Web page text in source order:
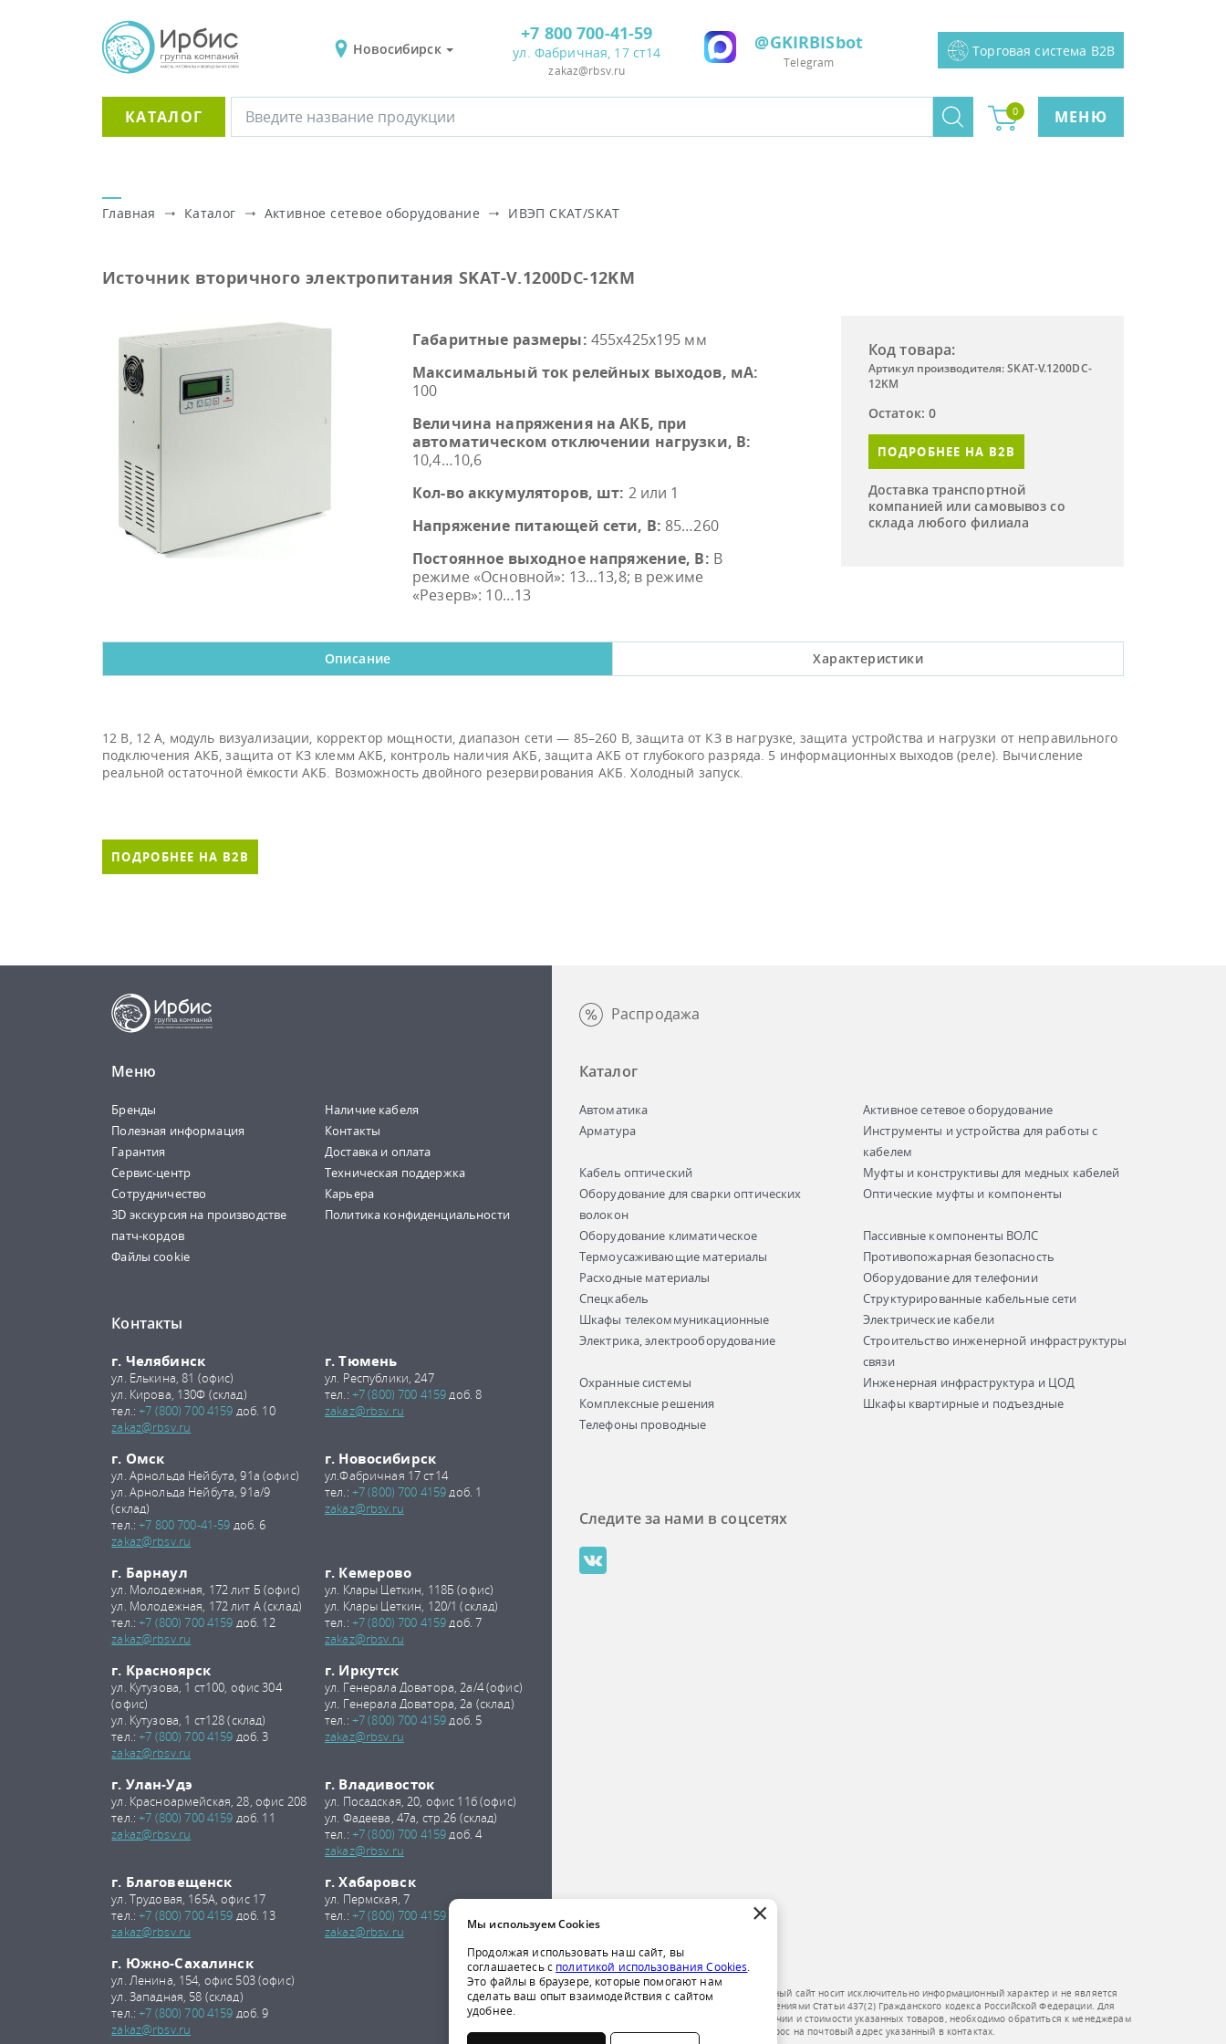
Новосибирск
+7 800 700-41-59
ул. Фабричная, 17 ст14
zakaz@rbsv.ru
@GKIRBISbot
Telegram
Торговая система B2B
КАТАЛОГ 0 МЕНЮ
Главная Каталог Активное сетевое оборудование ИВЭП СКАТ/SKAT
Источник вторичного электропитания SKAT-V.1200DC-12KM
Габаритные размеры: 455х425х195 мм
Максимальный ток релейных выходов, мА:
100
Величина напряжения на АКБ, при
автоматическом отключении нагрузки, В:
10,4…10,6
Кол-во аккумуляторов, шт: 2 или 1
Напряжение питающей сети, В: 85…260
Постоянное выходное напряжение, В: В
режиме «Основной»: 13…13,8; в режиме
«Резерв»: 10…13
Код товара:
Артикул производителя: SKAT-V.1200DC-
12KM
Остаток: 0
ПОДРОБНЕЕ НА B2B
Доставка транспортной
компанией или самовывоз со
склада любого филиала
Описание Характеристики
12 В, 12 А, модуль визуализации, корректор мощности, диапазон сети — 85–260 В, защита от КЗ в нагрузке, защита устройства и нагрузки от неправильного
подключения АКБ, защита от КЗ клемм АКБ, контроль наличия АКБ, защита АКБ от глубокого разряда. 5 информационных выходов (реле). Вычисление
реальной остаточной ёмкости АКБ. Возможность двойного резервирования АКБ. Холодный запуск.
ПОДРОБНЕЕ НА B2B
Меню
Бренды
Наличие кабеля
Полезная информация
Контакты
Гарантия
Доставка и оплата
Сервис-центр
Техническая поддержка
Сотрудничество
Карьера
3D экскурсия на производстве
патч-кордов
Политика конфиденциальности
Файлы cookie
Контакты
г. Челябинск
ул. Елькина, 81 (офис)
ул. Кирова, 130Ф (склад)
тел.:+7 (800) 700 4159 доб. 10
zakaz@rbsv.ru
г. Тюмень
ул. Республики, 247
тел.: +7 (800) 700 4159доб. 8
zakaz@rbsv.ru
г. Омск
ул. Арнольда Нейбута, 91а (офис)
ул. Арнольда Нейбута, 91а/9
(склад)
тел.:+7 800 700-41-59 доб. 6
zakaz@rbsv.ru
г. Новосибирск
ул.Фабричная 17 ст14
тел.: +7 (800) 700 4159доб. 1
zakaz@rbsv.ru
г. Барнаул
ул. Молодежная, 172 лит Б (офис)
ул. Молодежная, 172 лит А (склад)
тел.:+7 (800) 700 4159 доб. 12
zakaz@rbsv.ru
г. Кемерово
ул. Клары Цеткин, 118Б (офис)
ул. Клары Цеткин, 120/1 (склад)
тел.: +7 (800) 700 4159доб. 7
zakaz@rbsv.ru
г. Красноярск
ул. Кутузова, 1 ст100, офис 304
(офис)
ул. Кутузова, 1 ст128 (склад)
тел.:+7 (800) 700 4159 доб. 3
zakaz@rbsv.ru
г. Иркутск
ул. Генерала Доватора, 2а/4 (офис)
ул. Генерала Доватора, 2а (склад)
тел.: +7 (800) 700 4159доб. 5
zakaz@rbsv.ru
г. Улан-Удэ
ул. Красноармейская, 28, офис 208
тел.:+7 (800) 700 4159 доб. 11
zakaz@rbsv.ru
г. Владивосток
ул. Посадская, 20, офис 11б (офис)
ул. Фадеева, 47а, стр.26 (склад)
тел.: +7 (800) 700 4159доб. 4
zakaz@rbsv.ru
г. Благовещенск
ул. Трудовая, 165А, офис 17
тел.:+7 (800) 700 4159 доб. 13
zakaz@rbsv.ru
г. Хабаровск
ул. Пермская, 7
тел.: +7 (800) 700 4159
zakaz@rbsv.ru
г. Южно-Сахалинск
ул. Ленина, 154, офис 503 (офис)
ул. Западная, 58 (склад)
тел.:+7 (800) 700 4159 доб. 9
zakaz@rbsv.ru
Распродажа
Каталог
Автоматика
Активное сетевое оборудование
Арматура
Инструменты и устройства для работы с
кабелем
Кабель оптический
Муфты и конструктивы для медных кабелей
Оборудование для сварки оптических
волокон
Оптические муфты и компоненты
Оборудование климатическое
Пассивные компоненты ВОЛС
Термоусаживающие материалы
Противопожарная безопасность
Расходные материалы
Оборудование для телефонии
Спецкабель
Структурированные кабельные сети
Шкафы телекоммуникационные
Электрические кабели
Электрика, электрооборудование
Строительство инженерной инфраструктуры
связи
Охранные системы
Инженерная инфраструктура и ЦОД
Комплексные решения
Шкафы квартирные и подъездные
Телефоны проводные
Следите за нами в соцсетях
Обращаем ваше внимание на то, что данный сайт носит исключительно информационный характер и не является
публичной офертой, определяемой положениями Статьи 437(2) Гражданского кодекса Российской Федерации. Для
получения подробной информации о наличии и стоимости указанных товаров, необходимо обратиться к менеджерам
компании по телефону или отправить запрос на почтовый адрес указанный в контактах.
×
Мы используем Cookies
Продолжая использовать наш сайт, вы
соглашаетесь с политикой использования Cookies.
Это файлы в браузере, которые помогают нам
сделать ваш опыт взаимодействия с сайтом
удобнее.